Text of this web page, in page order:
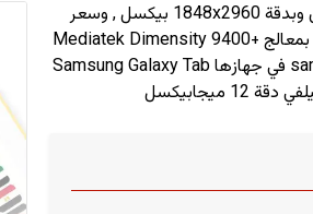
1848x2960 بيكسل , وسعر
بمعالج Mediatek Dimensity 9400+
(3 nm) وذاكرة رام حتى 16 جيجابايت و سعة تخزين حتى 1 تيرابايت , اعتمدت samsung في جهازها Samsung Galaxy Tab